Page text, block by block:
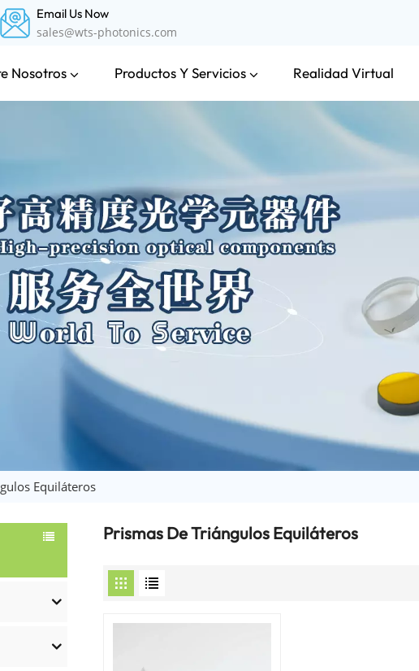
Email Us Now
sales@wts-photonics.com
Nosotros Productos Y Servicios Realidad Virtual
Equiláteros
Prismas De Triángulos Equiláteros